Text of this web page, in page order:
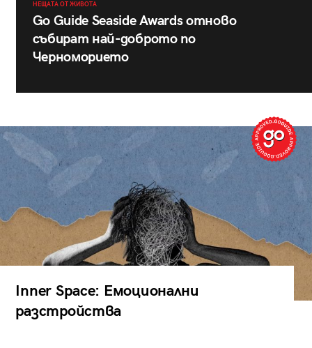
НЕЩАТА ОТ ЖИВОТА
Go Guide Seaside Awards отново
събират най-доброто по
Черноморието
Inner Space: Емоционални
разстройства